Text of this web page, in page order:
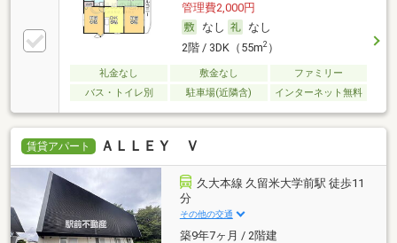
管理費2,000円
なし
なし
2階 / 3DK（55m2）
礼金なし 敷金なし
ファミリー
バス・トイレ別
駐車場(近隣含) インターネット無料
賃貸アパート ＡＬＬＥＹ Ｖ
久大本線 久留米大学前駅 徒歩11
分
その他の交通
築9年7ヶ月 / 2階建